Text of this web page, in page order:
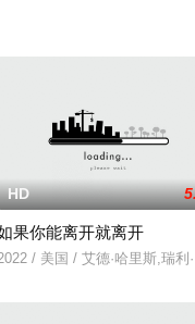
的城镇。但从建镇那天起
HD
果你能离开就离开
/ 美国 / 艾德·哈里斯,瑞利